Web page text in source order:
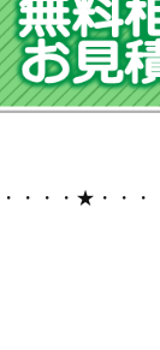
・・・★・・・